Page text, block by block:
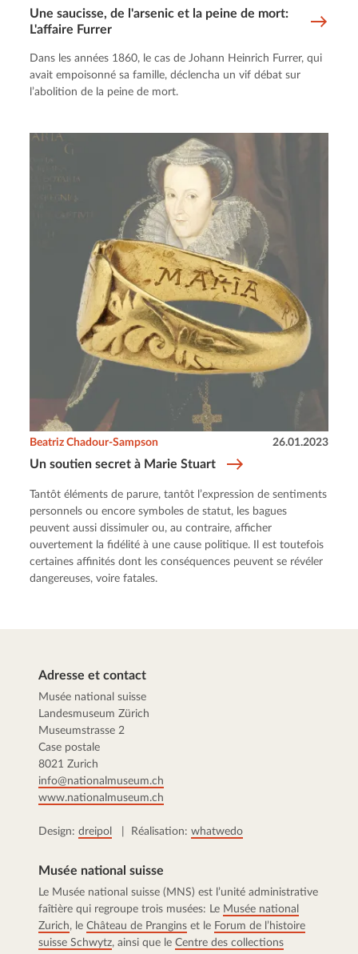
Une saucisse, de l'arsenic et la peine de mort:
L'affaire Furrer
Dans les années 1860, le cas de Johann Heinrich Furrer, qui
avait empoisonné sa famille, déclencha un vif débat sur
l’abolition de la peine de mort.
Un soutien secret à Marie Stuart
Beatriz Chadour-Sampson 26.01.2023
Tantôt éléments de parure, tantôt l’expression de sentiments
personnels ou encore symboles de statut, les bagues
peuvent aussi dissimuler ou, au contraire, afficher
ouvertement la fidélité à une cause politique. Il est toutefois
certaines affinités dont les conséquences peuvent se révéler
dangereuses, voire fatales.
Adresse et contact
Musée national suisse
Landesmuseum Zürich
Museumstrasse 2
Case postale
8021 Zurich
info@nationalmuseum.ch
www.nationalmuseum.ch
Design: dreipol | Réalisation: whatwedo
Musée national suisse
Le Musée national suisse (MNS) est l’unité administrative
faîtière qui regroupe trois musées: Le Musée national
Zurich, le Château de Prangins et le Forum de l’histoire
suisse Schwytz, ainsi que le Centre des collections